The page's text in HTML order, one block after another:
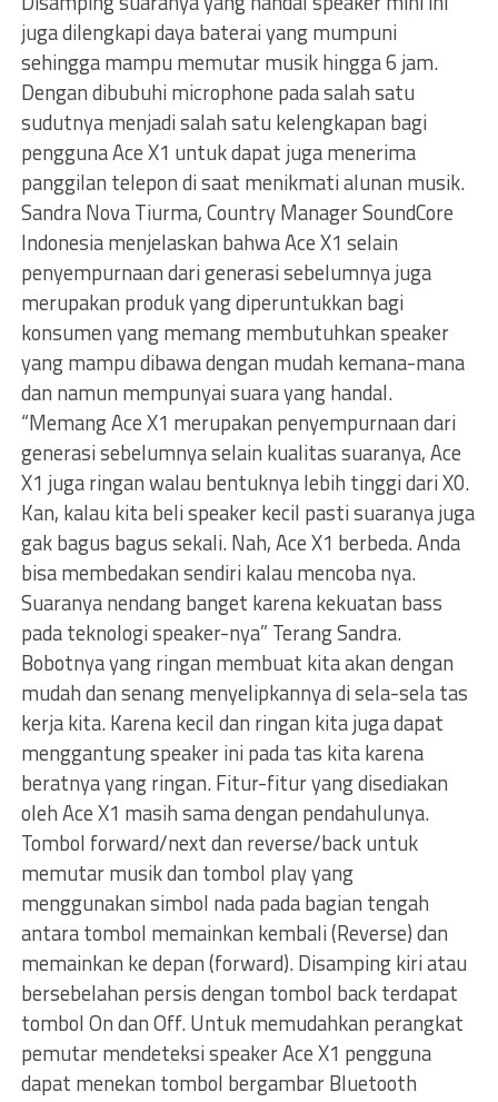
juga dilengkapi daya baterai yang mumpuni
sehingga mampu memutar musik hingga 6 jam.
Dengan dibubuhi microphone pada salah satu
sudutnya menjadi salah satu kelengkapan bagi
pengguna Ace X1 untuk dapat juga menerima
panggilan telepon di saat menikmati alunan musik.
Sandra Nova Tiurma, Country Manager SoundCore
Indonesia menjelaskan bahwa Ace X1 selain
penyempurnaan dari generasi sebelumnya juga
merupakan produk yang diperuntukkan bagi
konsumen yang memang membutuhkan speaker
yang mampu dibawa dengan mudah kemana-mana
dan namun mempunyai suara yang handal.
“Memang Ace X1 merupakan penyempurnaan dari
generasi sebelumnya selain kualitas suaranya, Ace
X1 juga ringan walau bentuknya lebih tinggi dari X0.
Kan, kalau kita beli speaker kecil pasti suaranya juga
gak bagus bagus sekali. Nah, Ace X1 berbeda. Anda
bisa membedakan sendiri kalau mencoba nya.
Suaranya nendang banget karena kekuatan bass
pada teknologi speaker-nya” Terang Sandra.
Bobotnya yang ringan membuat kita akan dengan
mudah dan senang menyelipkannya di sela-sela tas
kerja kita. Karena kecil dan ringan kita juga dapat
menggantung speaker ini pada tas kita karena
beratnya yang ringan. Fitur-fitur yang disediakan
oleh Ace X1 masih sama dengan pendahulunya.
Tombol forward/next dan reverse/back untuk
memutar musik dan tombol play yang
menggunakan simbol nada pada bagian tengah
antara tombol memainkan kembali (Reverse) dan
memainkan ke depan (forward). Disamping kiri atau
bersebelahan persis dengan tombol back terdapat
tombol On dan Off. Untuk memudahkan perangkat
pemutar mendeteksi speaker Ace X1 pengguna
dapat menekan tombol bergambar Bluetooth